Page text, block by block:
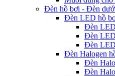
Đèn hồ bơi - Đèn
Đèn LED hồ
Đèn
Đèn
Đèn
Đèn Halogen
Đèn
Đèn